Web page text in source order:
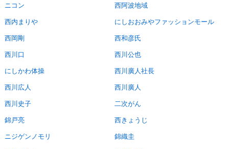
ニコン 西阿波地域
西内まりや にしおおみやファッションモール
西岡剛 西和彦氏
西川口 西川公也
にしかわ体操 西川廣人社長
西川広人 西川廣人
西川史子 二次がん
錦戸亮 西きょうじ
ニジゲンノモリ 錦織圭